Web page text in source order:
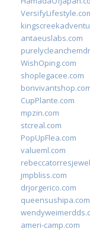
antaeuslabs.com
WishOping.com
shoplegacee.com
CupPlante.com
mpzin.com
stcreal.com
PopUpFlea.com
valueml.com
jmpbliss.com
drjorgerico.com
queensushipa.com
ameri-camp.com